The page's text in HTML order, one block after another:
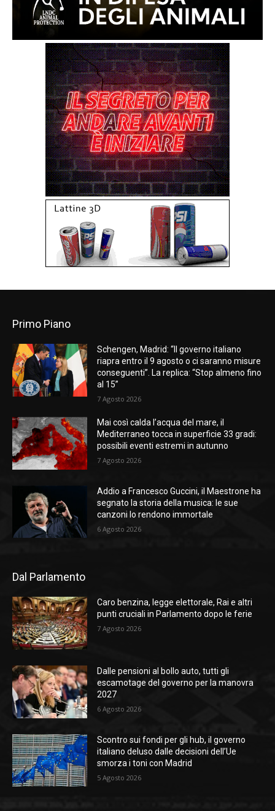
Primo Piano
Schengen, Madrid: “Il governo italiano
riapra entro il 9 agosto o ci saranno misure
conseguenti”. La replica: “Stop almeno fino
al 15”
7 Agosto 2026
Mai così calda l’acqua del mare, il
Mediterraneo tocca in superficie 33 gradi:
possibili eventi estremi in autunno
7 Agosto 2026
Addio a Francesco Guccini, il Maestrone ha
segnato la storia della musica: le sue
canzoni lo rendono immortale
6 Agosto 2026
Dal Parlamento
Caro benzina, legge elettorale, Rai e altri
punti cruciali in Parlamento dopo le ferie
7 Agosto 2026
Dalle pensioni al bollo auto, tutti gli
escamotage del governo per la manovra
2027
6 Agosto 2026
Scontro sui fondi per gli hub, il governo
italiano deluso dalle decisioni dell’Ue
smorza i toni con Madrid
5 Agosto 2026